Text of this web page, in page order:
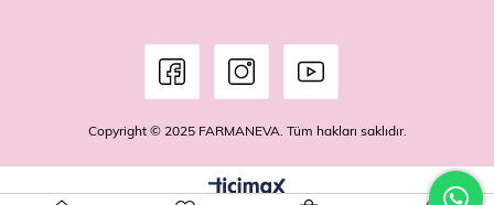
Copyright © 2025 FARMANEVA. Tüm hakları saklıdır.